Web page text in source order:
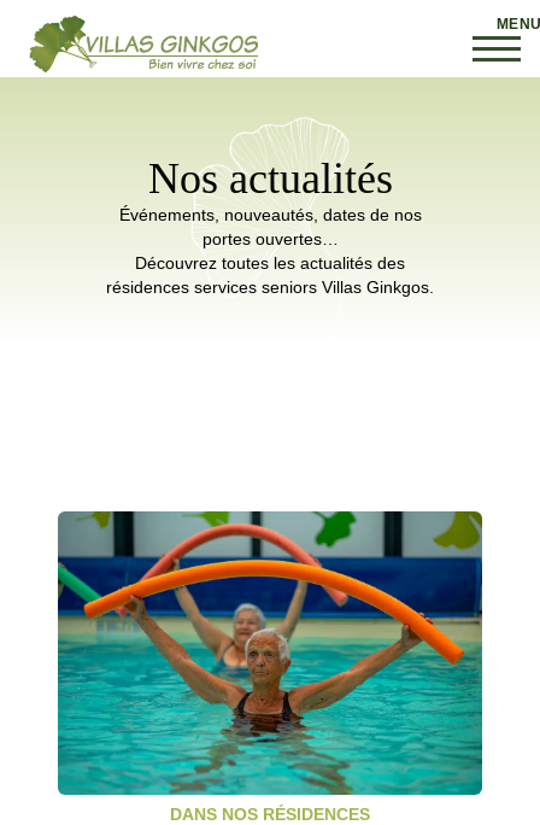
Nos actualités
Événements, nouveautés, dates de nos
portes ouvertes…
Découvrez toutes les actualités des
résidences services seniors Villas Ginkgos.
DANS NOS RÉSIDENCES